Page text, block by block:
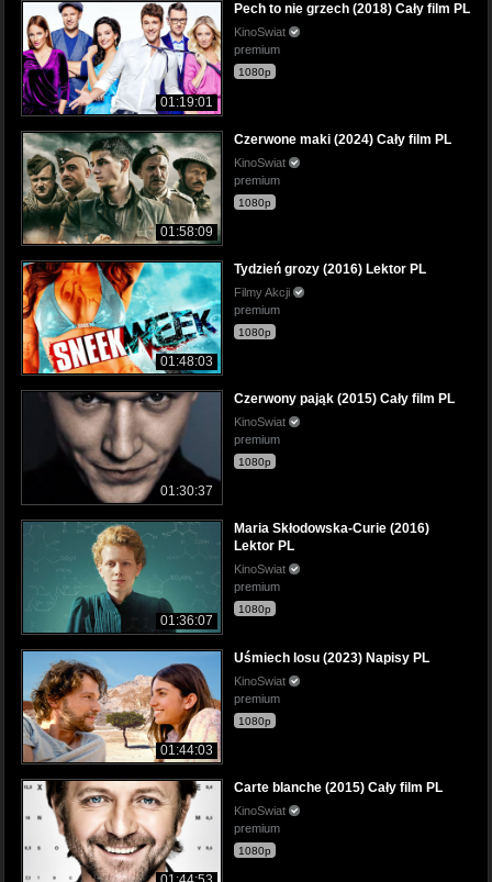
01:19:01
Pech to nie grzech (2018) Cały film PL
KinoSwiat
premium
1080p
01:58:09
Czerwone maki (2024) Cały film PL
KinoSwiat
premium
1080p
01:48:03
Tydzień grozy (2016) Lektor PL
Filmy Akcji
premium
1080p
01:30:37
Czerwony pająk (2015) Cały film PL
KinoSwiat
premium
1080p
01:36:07
Maria Skłodowska-Curie (2016)
Lektor PL
KinoSwiat
premium
1080p
01:44:03
Uśmiech losu (2023) Napisy PL
KinoSwiat
premium
1080p
Carte blanche (2015) Cały film PL
KinoSwiat
premium
1080p